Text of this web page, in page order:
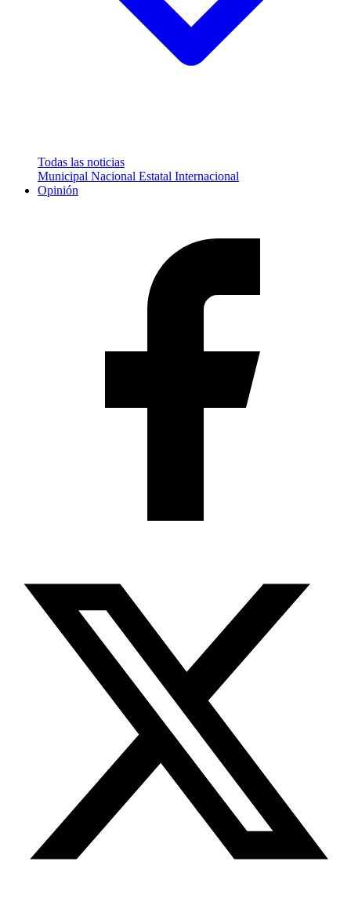
Todas las noticias
Municipal Nacional Estatal Internacional
Opinión